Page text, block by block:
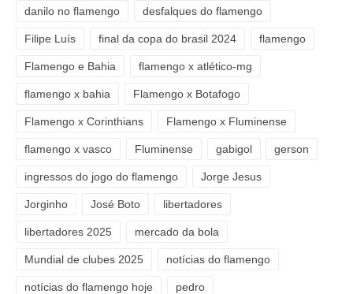
danilo no flamengo desfalques do flamengo
Filipe Luís final da copa do brasil 2024 flamengo
Flamengo e Bahia flamengo x atlético-mg
flamengo x bahia Flamengo x Botafogo
Flamengo x Corinthians Flamengo x Fluminense
flamengo x vasco Fluminense gabigol gerson
ingressos do jogo do flamengo Jorge Jesus
Jorginho José Boto libertadores
libertadores 2025 mercado da bola
Mundial de clubes 2025 notícias do flamengo
notícias do flamengo hoje pedro